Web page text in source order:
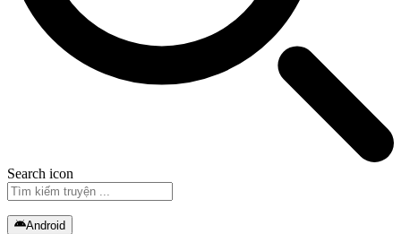
Search icon
Android